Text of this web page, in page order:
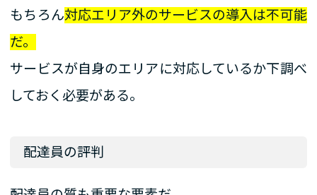
もちろん対応エリア外のサービスの導入は不可能
だ。
サービスが自身のエリアに対応しているか下調べ
しておく必要がある。
配達員の評判